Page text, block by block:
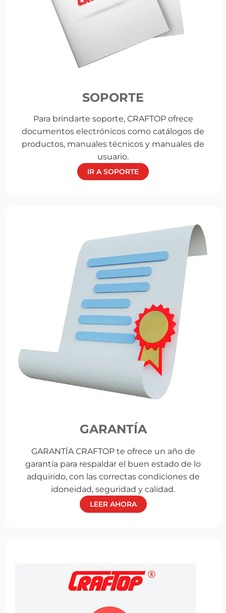
SOPORTE
Para brindarte soporte, CRAFTOP ofrece
documentos electrónicos como catálogos de
productos, manuales técnicos y manuales de
usuario.
IR A SOPORTE
GARANTÍA
GARANTÍA CRAFTOP te ofrece un año de
garantía para respaldar el buen estado de lo
adquirido, con las correctas condiciones de
idoneidad, seguridad y calidad.
LEER AHORA